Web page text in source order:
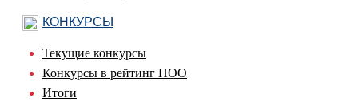
КОНКУРСЫ
Текущие конкурсы
Конкурсы в рейтинг ПОО
Итоги